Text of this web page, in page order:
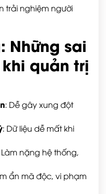
trải nghiệm người
Những sai
quản trị
: Dễ gây xung đột
: Dữ liệu dễ mất khi
Làm nặng hệ thống,
ẩn mã độc, vi phạm